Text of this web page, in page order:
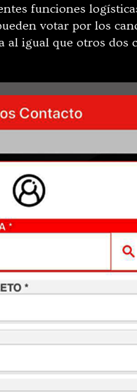
funciones
votar por los
al igual que otros dos